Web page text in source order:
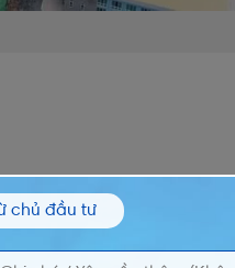
chủ đầu tư